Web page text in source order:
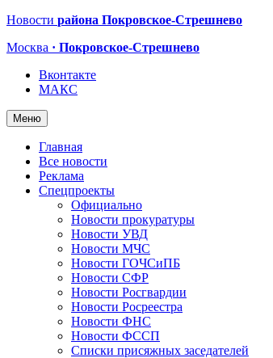
Новости района Покровское-Стрешнево
Москва · Покровское-Стрешнево
Вконтакте
МАКС
Меню
Главная
Все новости
Реклама
Спецпроекты
Официально
Новости прокуратуры
Новости УВД
Новости МЧС
Новости ГОЧСиПБ
Новости СФР
Новости Росгвардии
Новости Росреестра
Новости ФНС
Новости ФССП
Списки присяжных заседателей